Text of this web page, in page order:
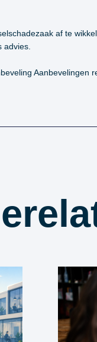
af te
advies.